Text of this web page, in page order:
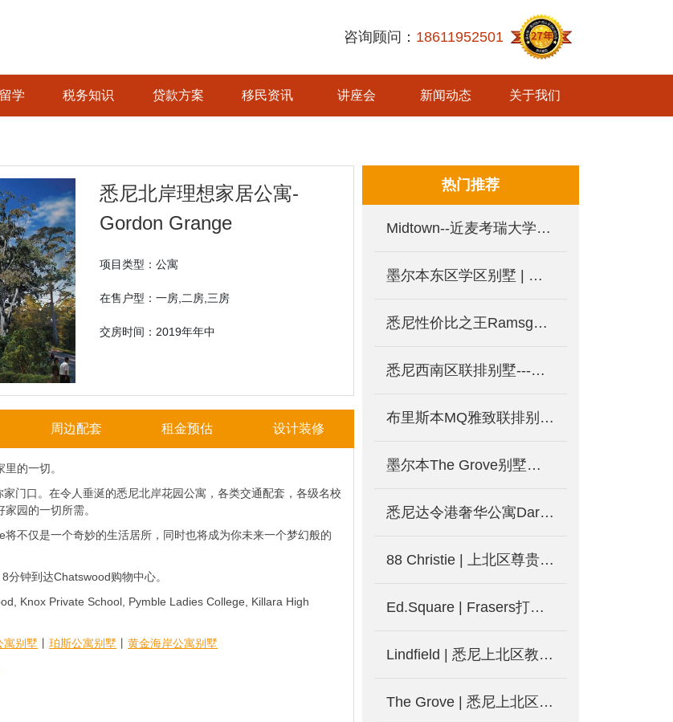
咨询顾问： 18611952501
学 税务知识 贷款方案 移民资讯 讲座会 新闻动态 关于我们
悉尼北岸理想家居公寓-
Gordon Grange
项目类型：公寓
在售户型：一房,二房,三房
交房时间：2019年年中
周边配套 租金预估 设计装修
的一切。
门口。在令人垂涎的悉尼北岸花园公寓，各类交通配套，各级名校
园的一切所需。
不仅是一个奇妙的生活居所，同时也将成为你未来一个梦幻般的
钟到达Chatswood购物中心。
Knox Private School, Pymble Ladies College, Killara High
寓别墅 珀斯公寓别墅
黄金海岸公寓别墅
热门推荐
Midtown--近麦考瑞大学新项目即将发售，Macquarie Park 印花税减免新盘
墨尔本东区学区别墅 | 新一期开盘，仅余10套！
悉尼性价比之王Ramsgate Park，享印花税减免的三面环水公寓。
悉尼西南区联排别墅---Montaine
布里斯本MQ雅致联排别墅发售！46万澳元起受年轻中产热捧！
墨尔本The Grove别墅社区两河环绕，茵欣满载！全新规划，新一期别墅发售！
悉尼达令港奢华公寓Darling Square
88 Christie | 上北区尊贵地段 JQZ纵享品质生活-澳洲悉尼新楼盘发售中
Ed.Square | Frasers打造悉尼西南区大型主体规划社区
Lindfield | 悉尼上北区教育重镇稀缺别墅-澳洲悉尼新楼盘
The Grove | 悉尼上北区Lindfield学区别墅 金相邸